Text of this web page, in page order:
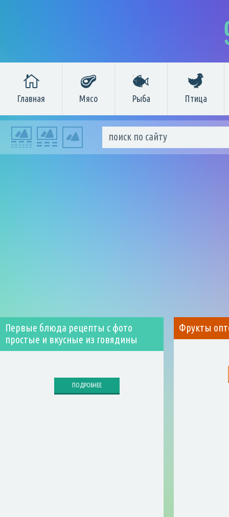
Главная Мясо Рыба Птица
Первые блюда рецепты с фото
простые и вкусные из говядины
ПОДРОБНЕЕ
Фрукты